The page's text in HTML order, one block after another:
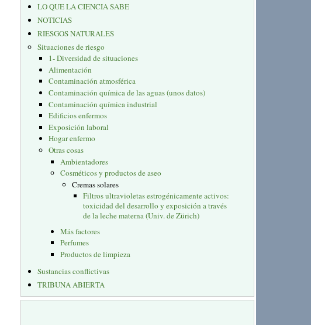
LO QUE LA CIENCIA SABE
NOTICIAS
RIESGOS NATURALES
Situaciones de riesgo
1- Diversidad de situaciones
Alimentación
Contaminación atmosférica
Contaminación química de las aguas (unos datos)
Contaminación química industrial
Edificios enfermos
Exposición laboral
Hogar enfermo
Otras cosas
Ambientadores
Cosméticos y productos de aseo
Cremas solares
Filtros ultravioletas estrogénicamente activos:
toxicidad del desarrollo y exposición a través
de la leche materna (Univ. de Zürich)
Más factores
Perfumes
Productos de limpieza
Sustancias conflictivas
TRIBUNA ABIERTA